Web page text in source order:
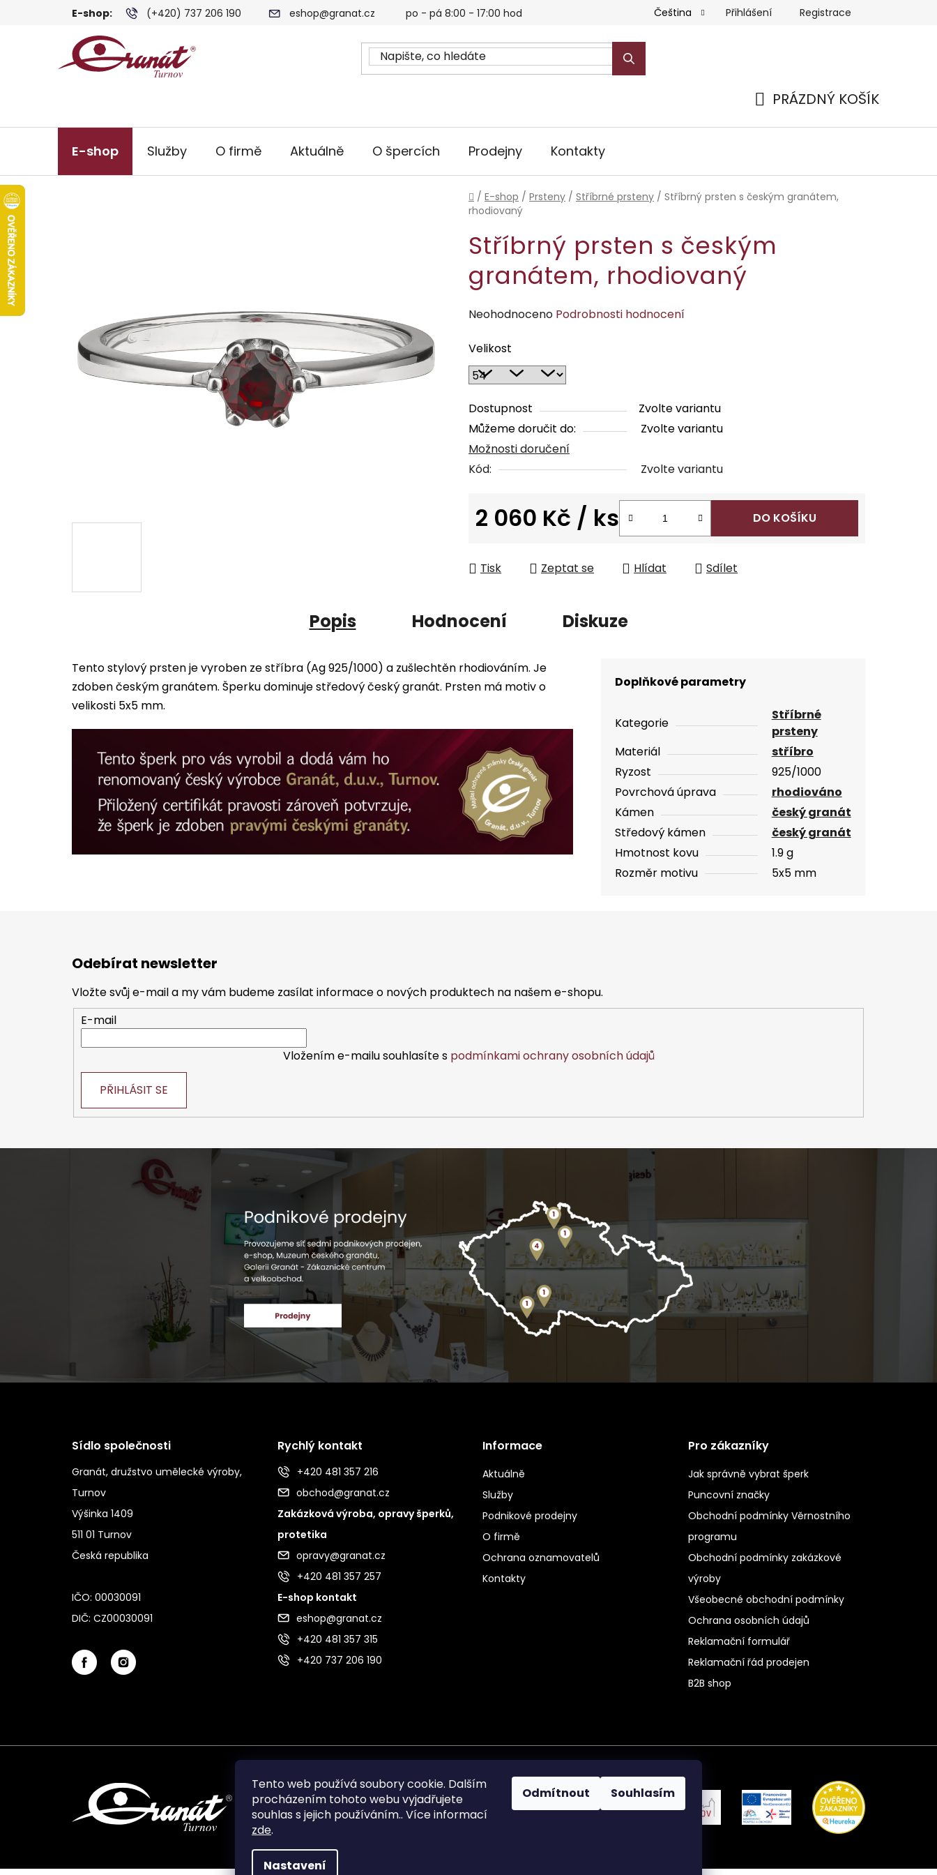
Tento web používá soubory cookie. Dalším
procházením tohoto webu vyjadřujete
souhlas s jejich používáním.. Více informací
zde.
Nastavení
Odmítnout Souhlasím
E-shop: (+420) 737 206 190 eshop@granat.cz po - pá 8:00 - 17:00 hod Čeština Přihlášení Registrace
PRÁZDNÝ KOŠÍK
E-shop Služby O firmě Aktuálně O špercích Prodejny Kontakty
Domů
/ E-shop / Prsteny / Stříbrné prsteny / Stříbrný prsten s českým granátem,
rhodiovaný
Stříbrný prsten s českým
granátem, rhodiovaný
Průměrné
produktu
je
0,0
z
5
hvězdiček.
Neohodnoceno Podrobnosti hodnocení
Velikost
Dostupnost
Zvolte variantu
Můžeme doručit do:
Zvolte variantu
Možnosti doručení
Kód:
Zvolte variantu
2 060 Kč / ks DO KOŠÍKU
Tisk Zeptat se Hlídat Sdílet
Popis Hodnocení Diskuze
Tento stylový prsten je vyroben ze stříbra (Ag 925/1000) a zušlechtěn rhodiováním. Je
zdoben českým granátem. Šperku dominuje středový český granát. Prsten má motiv o
velikosti 5x5 mm.
Doplňkové parametry
Kategorie
Stříbrné
prsteny
Materiál
stříbro
Ryzost
925/1000
Povrchová úprava
rhodiováno
Kámen
český granát
Středový kámen
český granát
Hmotnost kovu
1.9 g
Rozměr motivu
5x5 mm
Odebírat newsletter
Vložte svůj e-mail a my vám budeme zasílat informace o nových produktech na našem e-shopu.
E-mail
Vložením e-mailu souhlasíte s podmínkami ochrany osobních údajů
PŘIHLÁSIT SE
Sídlo společnosti
Granát, družstvo umělecké výroby,
Turnov
Výšinka 1409
511 01 Turnov
Česká republika
IČO: 00030091
DIČ: CZ00030091
Rychlý kontakt
+420 481 357 216
obchod@granat.cz
Zakázková výroba, opravy šperků,
protetika
opravy@granat.cz
+420 481 357 257
E-shop kontakt
eshop@granat.cz
+420 481 357 315
+420 737 206 190
Informace
Aktuálně
Služby
Podnikové prodejny
O firmě
Ochrana oznamovatelů
Kontakty
Pro zákazníky
Jak správně vybrat šperk
Puncovní značky
Obchodní podmínky Věrnostního
programu
Obchodní podmínky zakázkové
výroby
Všeobecné obchodní podmínky
Ochrana osobních údajů
Reklamační formulář
Reklamační řád prodejen
B2B shop